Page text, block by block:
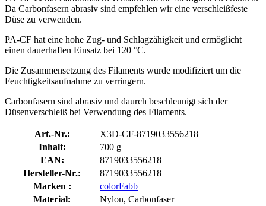
Da Carbonfasern abrasiv sind empfehlen wir eine verschleißfeste
Düse zu verwenden.
PA-CF hat eine hohe Zug- und Schlagzähigkeit und ermöglicht
einen dauerhaften Einsatz bei 120 °C.
Die Zusammensetzung des Filaments wurde modifiziert um die
Feuchtigkeitsaufnahme zu verringern.
Carbonfasern sind abrasiv und daurch beschleunigt sich der
Düsenverschleiß bei Verwendung des Filaments.
Art.-Nr.:
X3D-CF-8719033556218
Inhalt:
700 g
EAN:
8719033556218
Hersteller-Nr.:
8719033556218
Marken :
colorFabb
Material:
Nylon, Carbonfaser